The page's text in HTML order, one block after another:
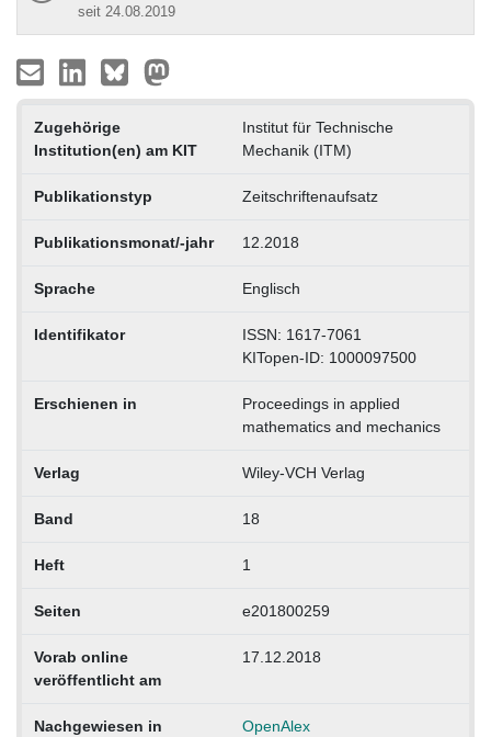
seit 24.08.2019
Zugehörige
Institution(en) am KIT
Institut für Technische
Mechanik (ITM)
Publikationstyp Zeitschriftenaufsatz
Publikationsmonat/-jahr 12.2018
Sprache Englisch
Identifikator
ISSN: 1617-7061
KITopen-ID: 1000097500
Erschienen in
Proceedings in applied
mathematics and mechanics
Verlag Wiley-VCH Verlag
Band 18
Heft 1
Seiten e201800259
Vorab online
veröffentlicht am
17.12.2018
Nachgewiesen in OpenAlex